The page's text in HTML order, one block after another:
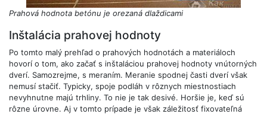
Prahová hodnota betónu je orezaná dlaždicami
Inštalácia prahovej hodnoty
Po tomto malý prehľad o prahových hodnotách a materiáloch
hovorí o tom, ako začať s inštaláciou prahovej hodnoty vnútorných
dverí. Samozrejme, s meraním. Meranie spodnej časti dverí však
nemusí stačiť. Typicky, spoje podláh v rôznych miestnostiach
nevyhnutne majú trhliny. To nie je tak desivé. Horšie je, keď sú
rôzne úrovne. Aj v tomto prípade je však záležitosť fixovateľná